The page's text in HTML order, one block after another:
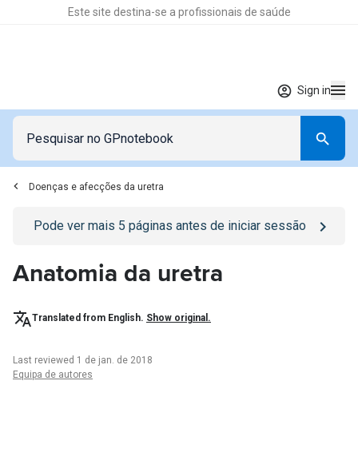
Este site destina-se a profissionais de saúde
Sign in
Doenças e afecções da uretra
Go to/sign-inpage
Pode ver mais 5 páginas antes de iniciar sessão
Anatomia da uretra
Translated from English. Show original.
Last reviewed 1 de jan. de 2018
Equipa de autores